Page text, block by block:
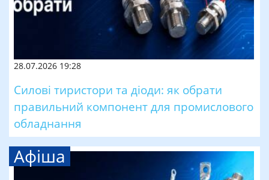
28.07.2026 19:28
Силові тиристори та діоди: як обрати
правильний компонент для промислового
обладнання
Афіша